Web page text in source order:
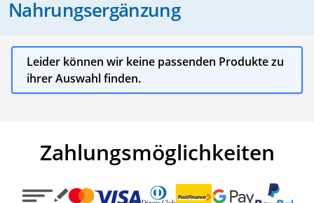
Nahrungsergänzung
Leider können wir keine passenden Produkte zu
ihrer Auswahl finden.
Zahlungsmöglichkeiten